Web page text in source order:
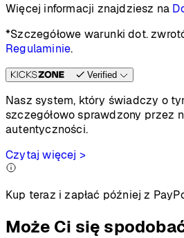
Więcej informacji znajdziesz na
*Szczegółowe warunki dot.
Regulaminie.
Verified
Nasz system, który świadczy o
szczegółowo sprawdzony przez
autentyczności.
Czytaj więcej >
Kup teraz i zapłać później z
Może Ci się